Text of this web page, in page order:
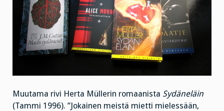
Muutama rivi Herta Müllerin romaanista Sydäneläin
(Tammi 1996). ”Jokainen meistä mietti mielessään,